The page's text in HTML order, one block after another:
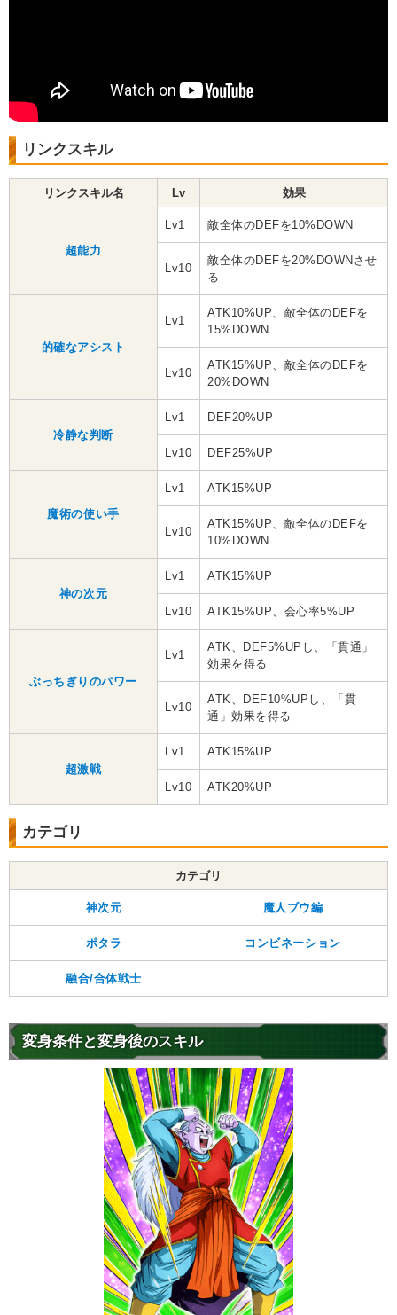
リンクスキル
リンクスキル名 Lv 効果
超能力
Lv1 敵全体のDEFを10%DOWN
Lv10
敵全体のDEFを20%DOWNさせ
る
的確なアシスト
Lv1
ATK10%UP、敵全体のDEFを
15%DOWN
Lv10
ATK15%UP、敵全体のDEFを
20%DOWN
冷静な判断
Lv1 DEF20%UP
Lv10 DEF25%UP
魔術の使い手
Lv1 ATK15%UP
Lv10
ATK15%UP、敵全体のDEFを
10%DOWN
神の次元
Lv1 ATK15%UP
Lv10 ATK15%UP、会心率5%UP
ぶっちぎりのパワー
Lv1
ATK、DEF5%UPし、「貫通」
効果を得る
Lv10
ATK、DEF10%UPし、「貫
通」効果を得る
超激戦
Lv1 ATK15%UP
Lv10 ATK20%UP
カテゴリ
カテゴリ
神次元 魔人ブウ編
ポタラ コンビネーション
融合/合体戦士
変身条件と変身後のスキル